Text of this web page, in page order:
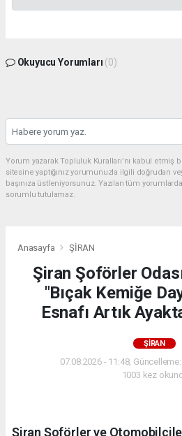
Okuyucu Yorumları (0)
Yorum yazarak Topluluk Kuralları’nı kabul etmiş
sitesine yaptığınız yorumunuzla ilgili doğrudan
başınıza üstleniyorsunuz. Yazılan tüm
sorumlu tutulamaz.
Anasayfa ŞİRAN
Şiran Şoförler
"Bıçak Kemiğe
Esnafı Artık
ŞİRAN
07.08.2026 - 11:48,
1003 kez
Şiran Şoförler ve